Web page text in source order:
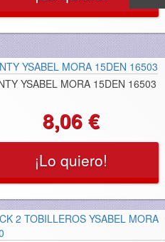
YSABEL MORA 15DEN 16503
8,06 €
¡Lo quiero!